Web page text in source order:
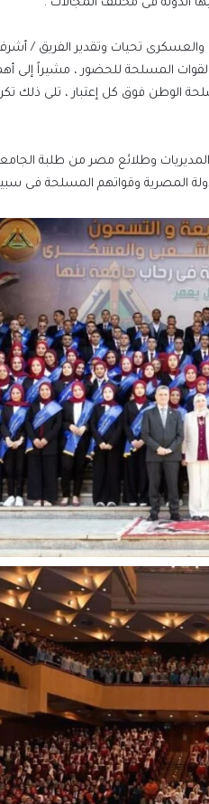
الدولة فى مختلف المجالات .
تحيات وتقدير الفريق / أشرف
المسلحة للحضور ، مشيراً إلى
الوطن فوق كل إعتبار ، تلى ذلك
وطلائع مصر من طلبة
المصرية وقواتهم المسلحة فى سبيل